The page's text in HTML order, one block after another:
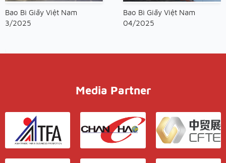
Bao Bì Giấy Việt Nam
3/2025
Bao Bì Giấy Việt Nam
04/2025
Media Partner